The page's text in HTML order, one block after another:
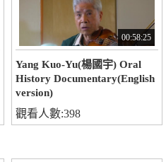
00:58:25
Yang Kuo-Yu(楊國宇) Oral
History Documentary(English
version)
觀看人數:398